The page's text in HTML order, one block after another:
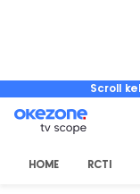
Scroll
HOME RCTI